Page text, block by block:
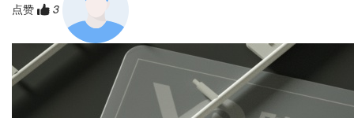
点赞 3